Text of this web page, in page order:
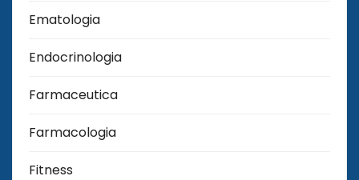
Ematologia
Endocrinologia
Farmaceutica
Farmacologia
Fitness